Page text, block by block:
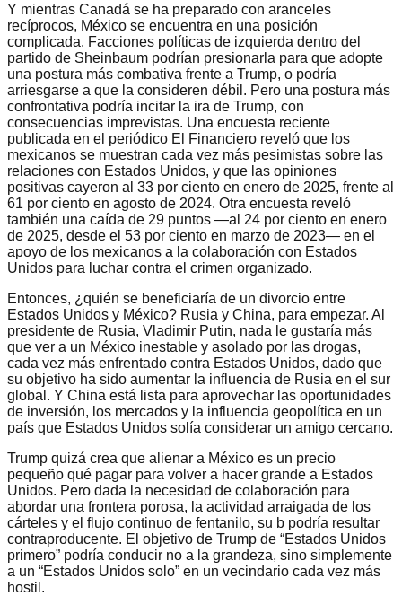
Y mientras Canadá se ha preparado con aranceles
recíprocos, México se encuentra en una posición
complicada. Facciones políticas de izquierda dentro del
partido de Sheinbaum podrían presionarla para que adopte
una postura más combativa frente a Trump, o podría
arriesgarse a que la consideren débil. Pero una postura más
confrontativa podría incitar la ira de Trump, con
consecuencias imprevistas. Una encuesta reciente
publicada en el periódico El Financiero reveló que los
mexicanos se muestran cada vez más pesimistas sobre las
relaciones con Estados Unidos, y que las opiniones
positivas cayeron al 33 por ciento en enero de 2025, frente al
61 por ciento en agosto de 2024. Otra encuesta reveló
también una caída de 29 puntos —al 24 por ciento en enero
de 2025, desde el 53 por ciento en marzo de 2023— en el
apoyo de los mexicanos a la colaboración con Estados
Unidos para luchar contra el crimen organizado.
Entonces, ¿quién se beneficiaría de un divorcio entre
Estados Unidos y México? Rusia y China, para empezar. Al
presidente de Rusia, Vladimir Putin, nada le gustaría más
que ver a un México inestable y asolado por las drogas,
cada vez más enfrentado contra Estados Unidos, dado que
su objetivo ha sido aumentar la influencia de Rusia en el sur
global. Y China está lista para aprovechar las oportunidades
de inversión, los mercados y la influencia geopolítica en un
país que Estados Unidos solía considerar un amigo cercano.
Trump quizá crea que alienar a México es un precio
pequeño qué pagar para volver a hacer grande a Estados
Unidos. Pero dada la necesidad de colaboración para
abordar una frontera porosa, la actividad arraigada de los
cárteles y el flujo continuo de fentanilo, su b podría resultar
contraproducente. El objetivo de Trump de “Estados Unidos
primero” podría conducir no a la grandeza, sino simplemente
a un “Estados Unidos solo” en un vecindario cada vez más
hostil.